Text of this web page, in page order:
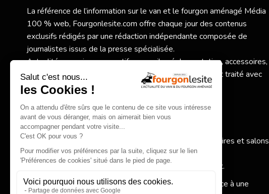
La référence de l’information sur le van et le fourgon aménagé Média
100 % web, Fourgonlesite.com offre chaque jour des contenus
exclusifs rédigés par une rédaction indépendante composée de
journalistes issus de la presse spécialisée.
Actualités, essais, comparatifs, conseils, réglementation, accessoires,
vanlife… tout l’univers du van et du fourgon aménagé est traité avec
rigueur et objectivité.
Nouveaux modèles et essais exclusifs,
Comparatifs et conseils pratiques pour bien choisir,
Actualité des constructeurs, réglementation, accessoires et salons
spécialisés,
Inspirations autour de la vanlife et du voyage itinérant.
Fourgonlesite.com, votre guide pour un choix éclairé grâce à une